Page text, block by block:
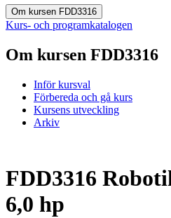
Om kursen FDD3316
Kurs- och programkatalogen
Om kursen FDD3316
Inför kursval
Förbereda och gå kurs
Kursens utveckling
Arkiv
FDD3316
6,0 hp